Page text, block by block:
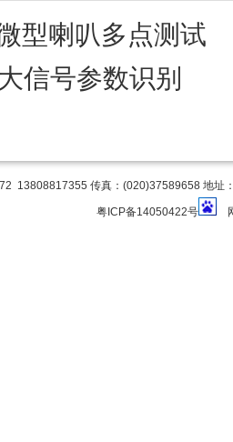
型喇叭多点测试
信号参数识别
13808817355 传真：(020)37589658 地址
粤ICP备14050422号